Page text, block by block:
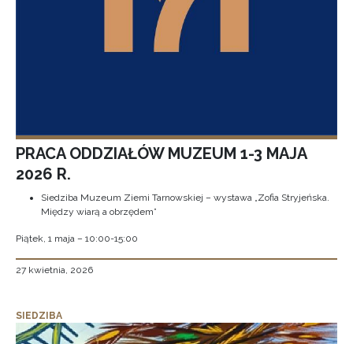
PRACA ODDZIAŁÓW MUZEUM 1-3 MAJA
2026 R.
Siedziba Muzeum Ziemi Tarnowskiej – wystawa „Zofia Stryjeńska.
Między wiarą a obrzędem”
Piątek, 1 maja – 10:00-15:00
27 kwietnia, 2026
SIEDZIBA